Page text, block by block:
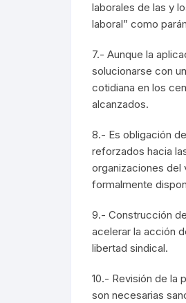
laborales de las y
laboral” como
7.- Aunque la
solucionarse con
cotidiana en los
alcanzados.
8.- Es obligación
reforzados hacia
organizaciones del
formalmente
9.- Construcción
acelerar la acción
libertad sindical.
10.- Revisión de la
son necesarias